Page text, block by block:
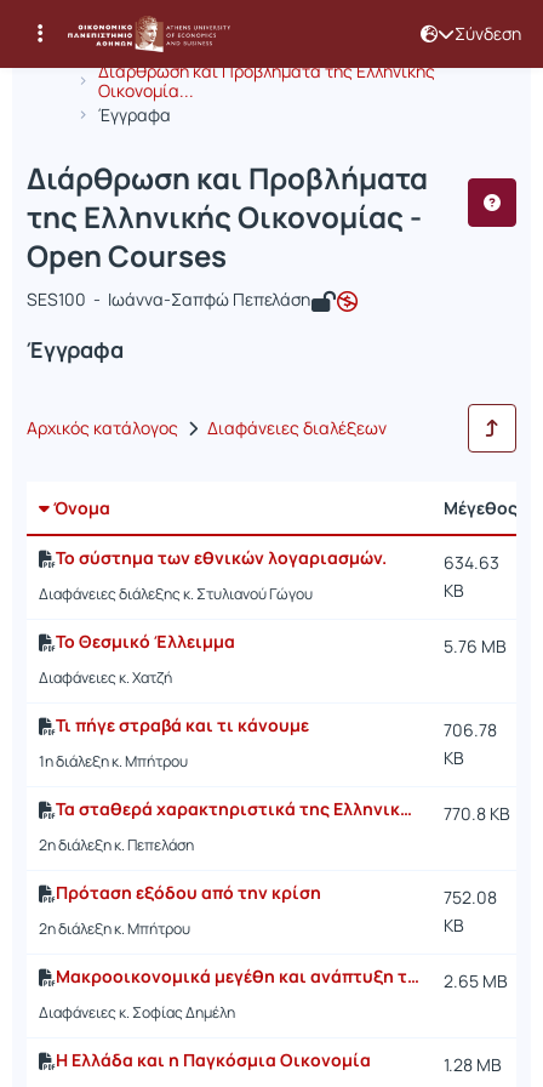
Σύνδεση
Αρχική Σελίδα
Διάρθρωση και Προβλήματα της Ελληνικής
Οικονομία...
Έγγραφα
Μάθημα : Διάρθρωση και
Κωδικός : OIK299
Διάρθρωση και Προβλήματα
της Ελληνικής Οικονομίας -
Open Courses
SES100 - Ιωάννα-Σαπφώ Πεπελάση
Έγγραφα
Αρχικός κατάλογος Διαφάνειες διαλέξεων
Όνομα Μέγεθος
Το σύστημα των εθνικών λογαριασμών.
Διαφάνειες διάλεξης κ. Στυλιανού Γώγου
634.63
KB
Το Θεσμικό Έλλειμμα
Διαφάνειες κ. Χατζή
5.76 MB
Τι πήγε στραβά και τι κάνουμε
1η διάλεξη κ. Μπήτρου
706.78
KB
Τα σταθερά χαρακτηριστικά της Ελληνικής οικονομίας
2η διάλεξη κ. Πεπελάση
770.8 KB
Πρόταση εξόδου από την κρίση
2η διάλεξη κ. Μπήτρου
752.08
KB
Μακροοικονομικά μεγέθη και ανάπτυξη της ελληνικής οικονομίας 1960-2009
Διαφάνειες κ. Σοφίας Δημέλη
2.65 MB
Η Ελλάδα και η Παγκόσμια Οικονομία 1.28 MB